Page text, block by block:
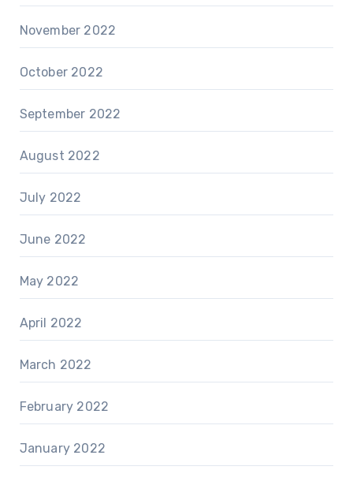
November 2022
October 2022
September 2022
August 2022
July 2022
June 2022
May 2022
April 2022
March 2022
February 2022
January 2022